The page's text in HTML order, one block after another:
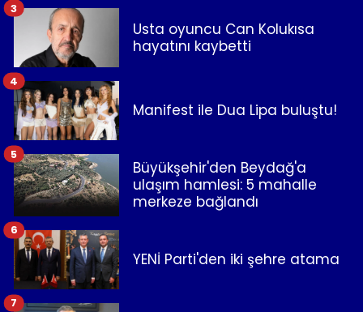
Usta oyuncu Can Kolukısa
hayatını kaybetti
3
Manifest ile Dua Lipa buluştu!
4
Büyükşehir'den Beydağ'a
ulaşım hamlesi: 5 mahalle
merkeze bağlandı
5
YENİ Parti'den iki şehre atama
6
7